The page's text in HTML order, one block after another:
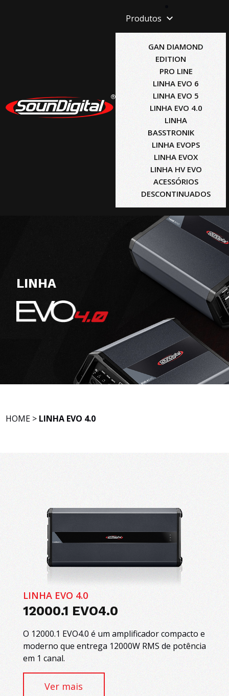
Produtos
GAN DIAMOND
EDITION
PRO LINE
LINHA EVO 6
LINHA EVO 5
LINHA EVO 4.0
LINHA
BASSTRONIK
LINHA EVOPS
LINHA EVOX
LINHA HV EVO
ACESSÓRIOS
DESCONTINUADOS
LINHA
HOME > LINHA EVO 4.0
LINHA EVO 4.0
12000.1 EVO4.0
O 12000.1 EVO4.0 é um amplificador compacto e
moderno que entrega 12000W RMS de potência
em 1 canal.
Ver mais